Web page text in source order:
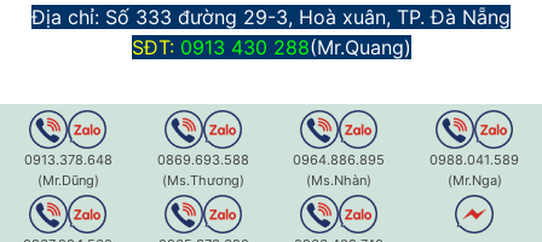
Địa chỉ: Số 333 đường 29-3, Hoà xuân, TP. Đà Nẵng
SĐT: 0913 430 288(Mr.Quang)
Máy trắc địa: Máy toàn đạc, máy thủy bình điện tử, máy định
0913.378.648
(Mr.Dũng)
0869.693.588
(Ms.Thương)
0964.886.895
(Ms.Nhàn)
0988.041.589
(Mr.Nga)